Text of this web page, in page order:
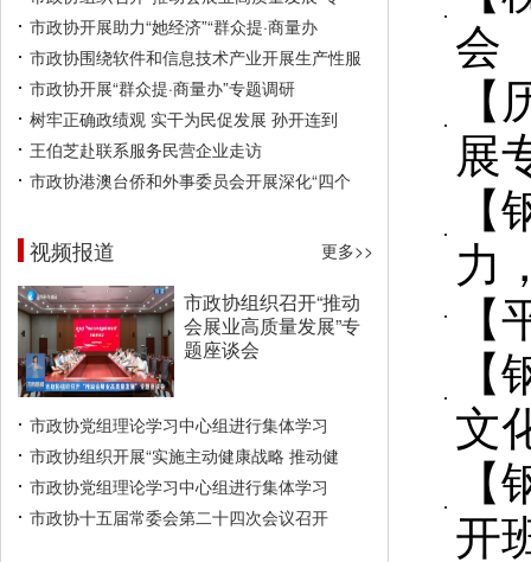
市政协开展助力“她经济”“群众提·商量办
市政协围绕软件和信息技术产业开展生产性服
市政协开展“群众提·商量办”专题调研
树牢正确政绩观 实干为民促发展 孙开连到
王伯芝赴联系服务民营企业走访
市政协港澳台侨和外事委员会开展深化“四个
视频报道 更多>>
市政协组织召开“推动
会展业高质量发展”专
题座谈会
市政协党组理论学习中心组进行集体学习
市政协组织开展“实施主动健康战略 推动健
市政协党组理论学习中心组进行集体学习
市政协十五届常委会第二十四次会议召开
会
展
力
文
开